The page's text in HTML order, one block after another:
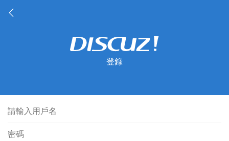
登錄